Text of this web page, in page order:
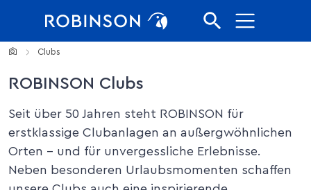
HomeClubs
ROBINSON Clubs
Seit über 50 Jahren steht ROBINSON für
erstklassige Clubanlagen an außergwöhnlichen
Orten - und für unvergessliche Erlebnisse.
Neben besonderen Urlaubsmomenten schaffen